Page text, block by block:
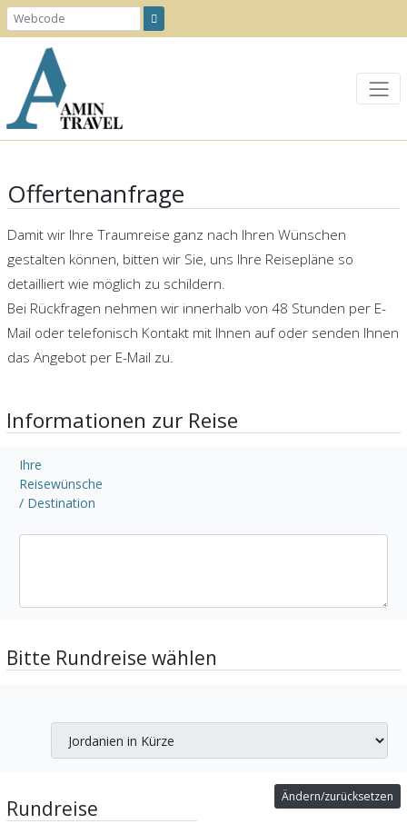
Offertenanfrage
Damit wir Ihre Traumreise ganz nach Ihren Wünschen
gestalten können, bitten wir Sie, uns Ihre Reisepläne so
detailliert wie möglich zu schildern.
Bei Rückfragen nehmen wir innerhalb von 48 Stunden per E-
Mail oder telefonisch Kontakt mit Ihnen auf oder senden Ihnen
das Angebot per E-Mail zu.
Informationen zur Reise
Ihre
Reisewünsche
/ Destination
Bitte Rundreise wählen
Rundreise Ändern/zurücksetzen